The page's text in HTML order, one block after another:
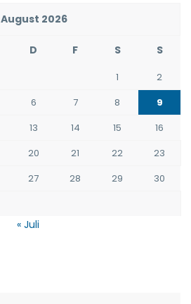
August 2026
D F S S
1
2
6 7 8
9
13 14 15
16
20 21 22
23
27 28 29
30
« Juli